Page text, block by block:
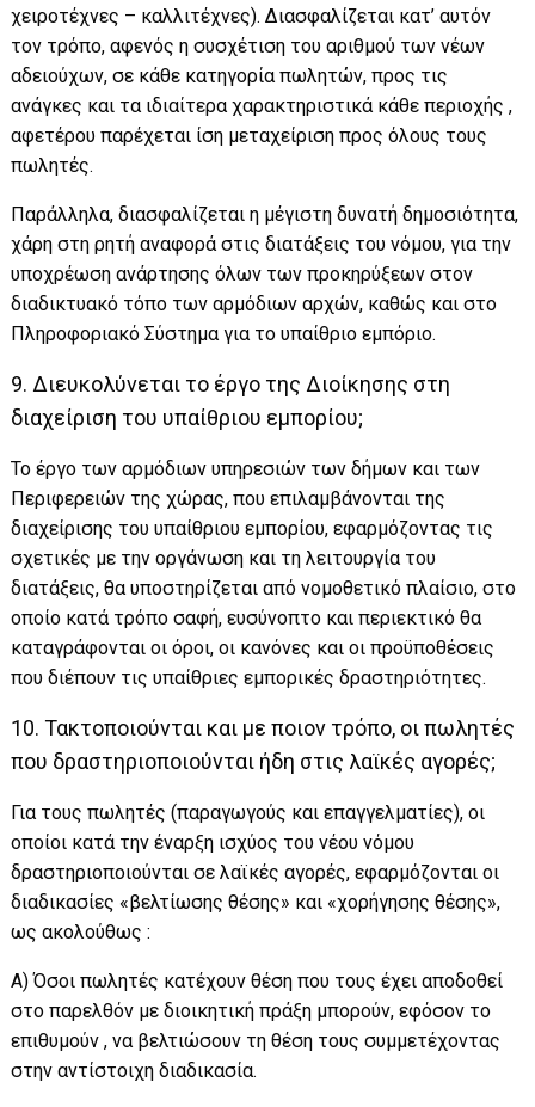
χειροτέχνες – καλλιτέχνες). Διασφαλίζεται κατ’ αυτόν
τον τρόπο, αφενός η συσχέτιση του αριθμού των νέων
αδειούχων, σε κάθε κατηγορία πωλητών, προς τις
ανάγκες και τα ιδιαίτερα χαρακτηριστικά κάθε περιοχής ,
αφετέρου παρέχεται ίση μεταχείριση προς όλους τους
πωλητές.
Παράλληλα, διασφαλίζεται η μέγιστη δυνατή δημοσιότητα,
χάρη στη ρητή αναφορά στις διατάξεις του νόμου, για την
υποχρέωση ανάρτησης όλων των προκηρύξεων στον
διαδικτυακό τόπο των αρμόδιων αρχών, καθώς και στο
Πληροφοριακό Σύστημα για το υπαίθριο εμπόριο.
9. Διευκολύνεται το έργο της Διοίκησης στη
διαχείριση του υπαίθριου εμπορίου;
Το έργο των αρμόδιων υπηρεσιών των δήμων και των
Περιφερειών της χώρας, που επιλαμβάνονται της
διαχείρισης του υπαίθριου εμπορίου, εφαρμόζοντας τις
σχετικές με την οργάνωση και τη λειτουργία του
διατάξεις, θα υποστηρίζεται από νομοθετικό πλαίσιο, στο
οποίο κατά τρόπο σαφή, ευσύνοπτο και περιεκτικό θα
καταγράφονται οι όροι, οι κανόνες και οι προϋποθέσεις
που διέπουν τις υπαίθριες εμπορικές δραστηριότητες.
10. Τακτοποιούνται και με ποιον τρόπο, οι πωλητές
που δραστηριοποιούνται ήδη στις λαϊκές αγορές;
Για τους πωλητές (παραγωγούς και επαγγελματίες), οι
οποίοι κατά την έναρξη ισχύος του νέου νόμου
δραστηριοποιούνται σε λαϊκές αγορές, εφαρμόζονται οι
διαδικασίες «βελτίωσης θέσης» και «χορήγησης θέσης»,
ως ακολούθως :
Α) Όσοι πωλητές κατέχουν θέση που τους έχει αποδοθεί
στο παρελθόν με διοικητική πράξη μπορούν, εφόσον το
επιθυμούν , να βελτιώσουν τη θέση τους συμμετέχοντας
στην αντίστοιχη διαδικασία.